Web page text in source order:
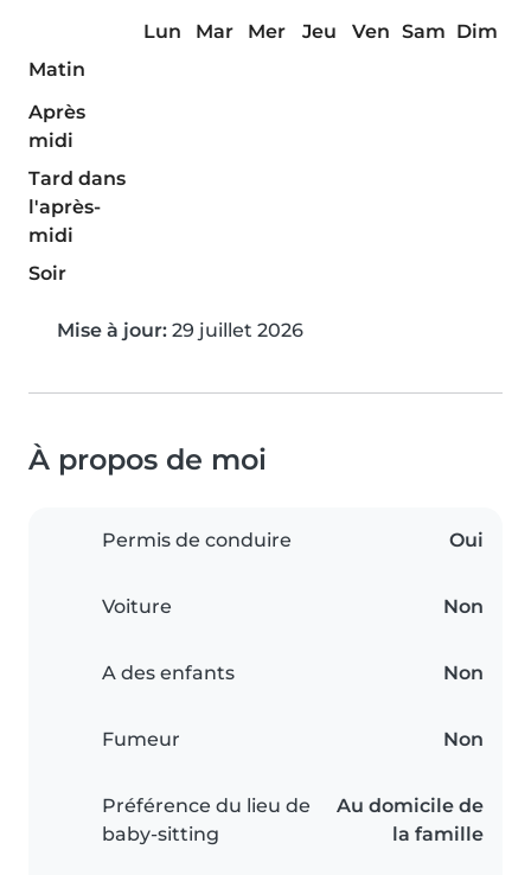
Lun Mar Mer Jeu Ven Sam Dim
Matin
Après
midi
Tard dans
l'après-
midi
Soir
Mise à jour: 29 juillet 2026
À propos de moi
Permis de conduire Oui
Voiture Non
A des enfants Non
Fumeur Non
Préférence du lieu de
baby-sitting
Au domicile de
la famille